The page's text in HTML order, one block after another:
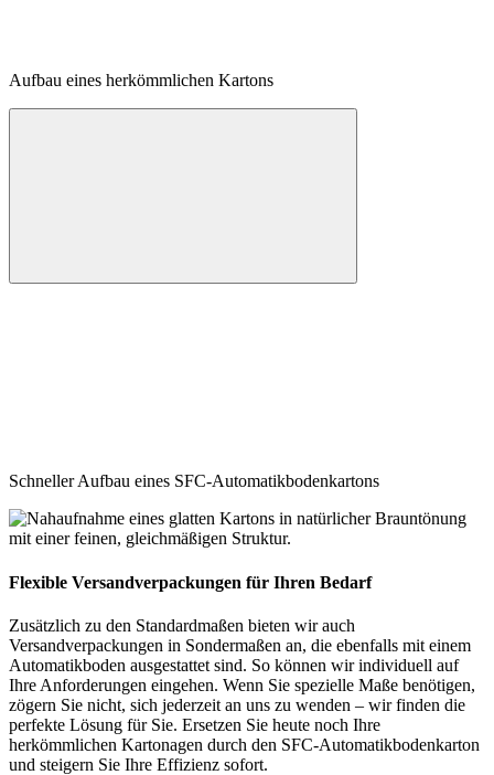
Aufbau eines herkömmlichen Kartons
Schneller Aufbau eines SFC-Automatikbodenkartons
Flexible Versandverpackungen für Ihren Bedarf
Zusätzlich zu den Standardmaßen bieten wir auch
Versandverpackungen in Sondermaßen an, die ebenfalls mit einem
Automatikboden ausgestattet sind. So können wir individuell auf
Ihre Anforderungen eingehen. Wenn Sie spezielle Maße benötigen,
zögern Sie nicht, sich jederzeit an uns zu wenden – wir finden die
perfekte Lösung für Sie. Ersetzen Sie heute noch Ihre
herkömmlichen Kartonagen durch den SFC-Automatikbodenkarton
und steigern Sie Ihre Effizienz sofort.